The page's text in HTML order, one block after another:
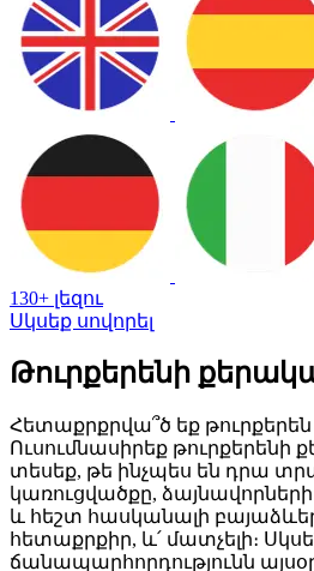
130+ լեզու
Սկսեք սովորել
Թուրքերենի
Հետաքրքրվա՞ծ եք թուրքերեն
Ուսումնասիրեք թուրքերենի
տեսեք, թե ինչպես են դրա
կառուցվածքը,
և հեշտ հասկանալի
հետաքրքիր, և՛ մատչելի։
ճանապարհորդությունն